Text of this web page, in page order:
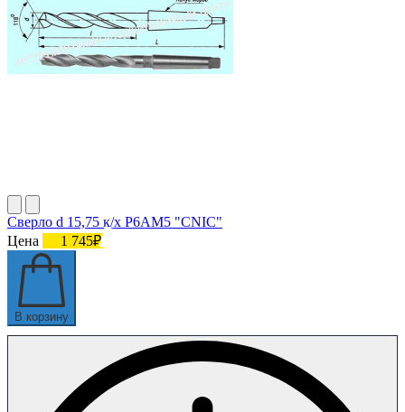
Сверло d 15,75 к/х Р6АМ5 "CNIC"
Цена
1 745₽
В корзину